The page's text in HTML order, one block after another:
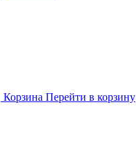
Корзина Перейти в корзину